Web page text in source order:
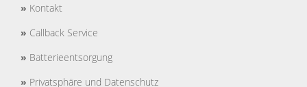
» Kontakt
» Callback Service
» Batterieentsorgung
» Privatsphäre und Datenschutz